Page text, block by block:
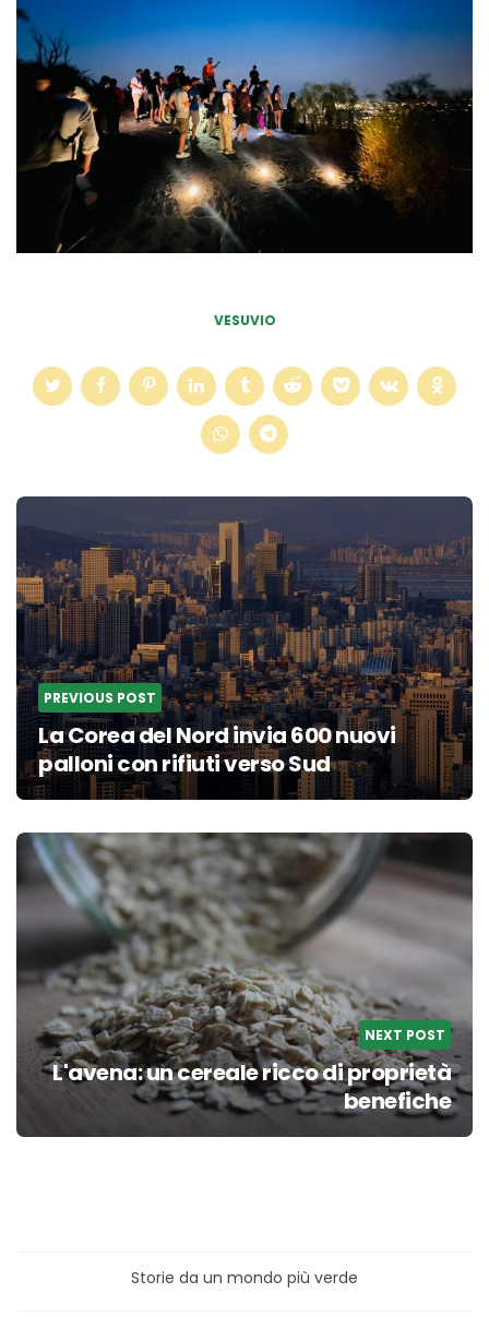
VESUVIO
Post
navigation
PREVIOUS POST
La Corea del Nord invia 600 nuovi
palloni con rifiuti verso Sud
NEXT POST
L'avena: un cereale ricco di proprietà
benefiche
Storie da un mondo più verde